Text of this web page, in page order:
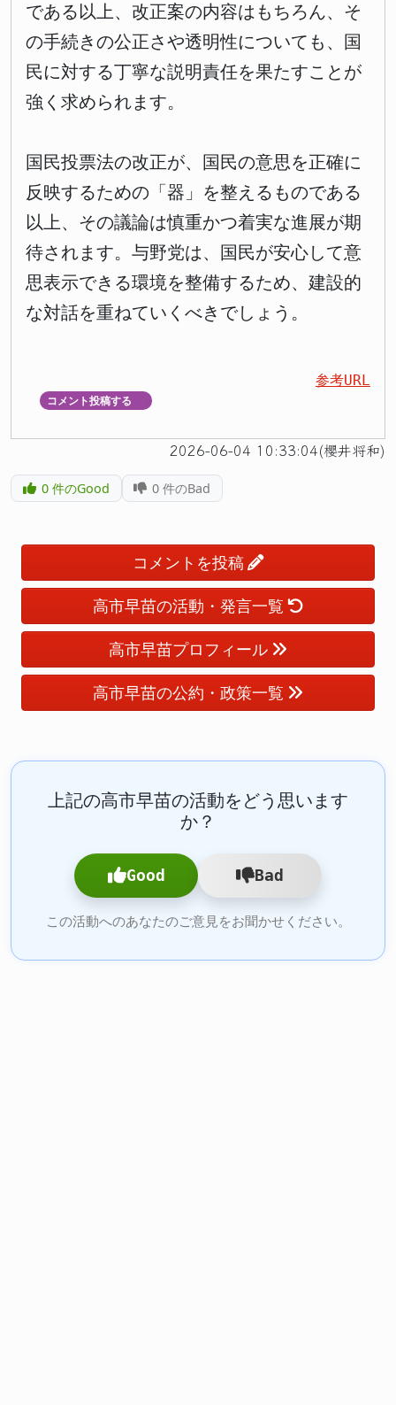
である以上、改正案の内容はもちろん、そ
の手続きの公正さや透明性についても、国
民に対する丁寧な説明責任を果たすことが
強く求められます。
国民投票法の改正が、国民の意思を正確に
反映するための「器」を整えるものである
以上、その議論は慎重かつ着実な進展が期
待されます。与野党は、国民が安心して意
思表示できる環境を整備するため、建設的
な対話を重ねていくべきでしょう。
参考URL
コメント投稿する
2026-06-04 10:33:04(櫻井将和)
0件のGood 0 件のBad
コメントを投稿
高市早苗の活動・発言一覧
高市早苗プロフィール
高市早苗の公約・政策一覧
上記の高市早苗の活動をどう思います
か？
Good Bad
この活動へのあなたのご意見をお聞かせください。